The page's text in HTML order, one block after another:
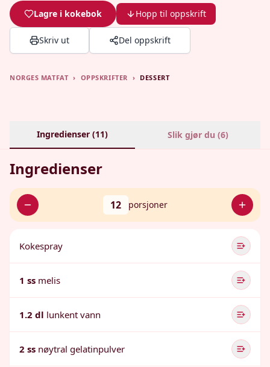
Lagre i kokebok Hopp til oppskrift
Skriv ut Del oppskrift
NORGES MATFAT › OPPSKRIFTER › DESSERT
Ingredienser (11) Slik gjør du (6)
Ingredienser
12 porsjoner
Kokespray
1 ss melis
1.2 dl lunkent vann
2 ss nøytral gelatinpulver